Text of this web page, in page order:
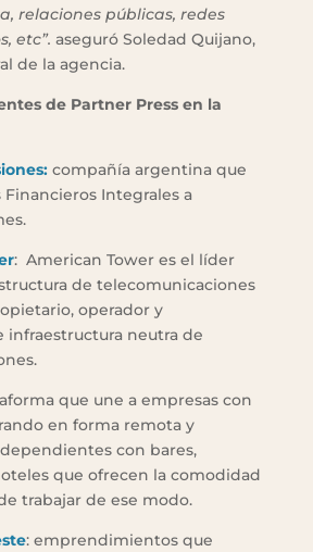
relaciones públicas, redes
etc”. aseguró Soledad Quijano,
de la agencia.
de Partner Press en la
compañía argentina que
Integrales a
: American Tower es el líder
de telecomunicaciones
operador y
infraestructura neutra de
que une a empresas con
en forma remota y
con bares,
que ofrecen la comodidad
trabajar de ese modo.
: emprendimientos que